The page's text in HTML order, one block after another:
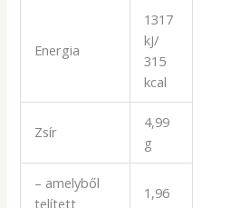
Energia
1317
kJ/
315
kcal
Zsír
4,99
g
– amelyből
telített
1,96